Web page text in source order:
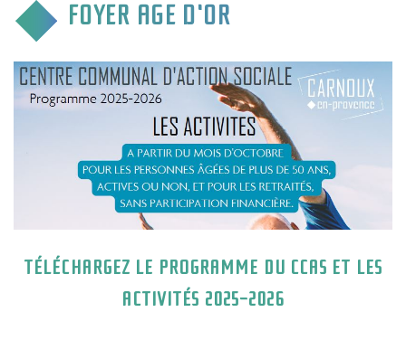
VIE ASSOCIATIVE
TOURISME & TRANSPORT
ENVIRONNEMENT & QUALITÉ
FOYER AGE D'OR
TÉLÉCHARGEZ LE PROGRAMME DU CCAS ET LES
ACTIVITÉS 2025-2026